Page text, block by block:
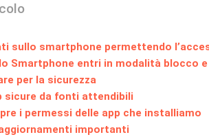
sullo smartphone permettendo
Smartphone entri in modalità blocco
per la sicurezza
sicure da fonti attendibili
i permessi delle app che installiamo
importanti